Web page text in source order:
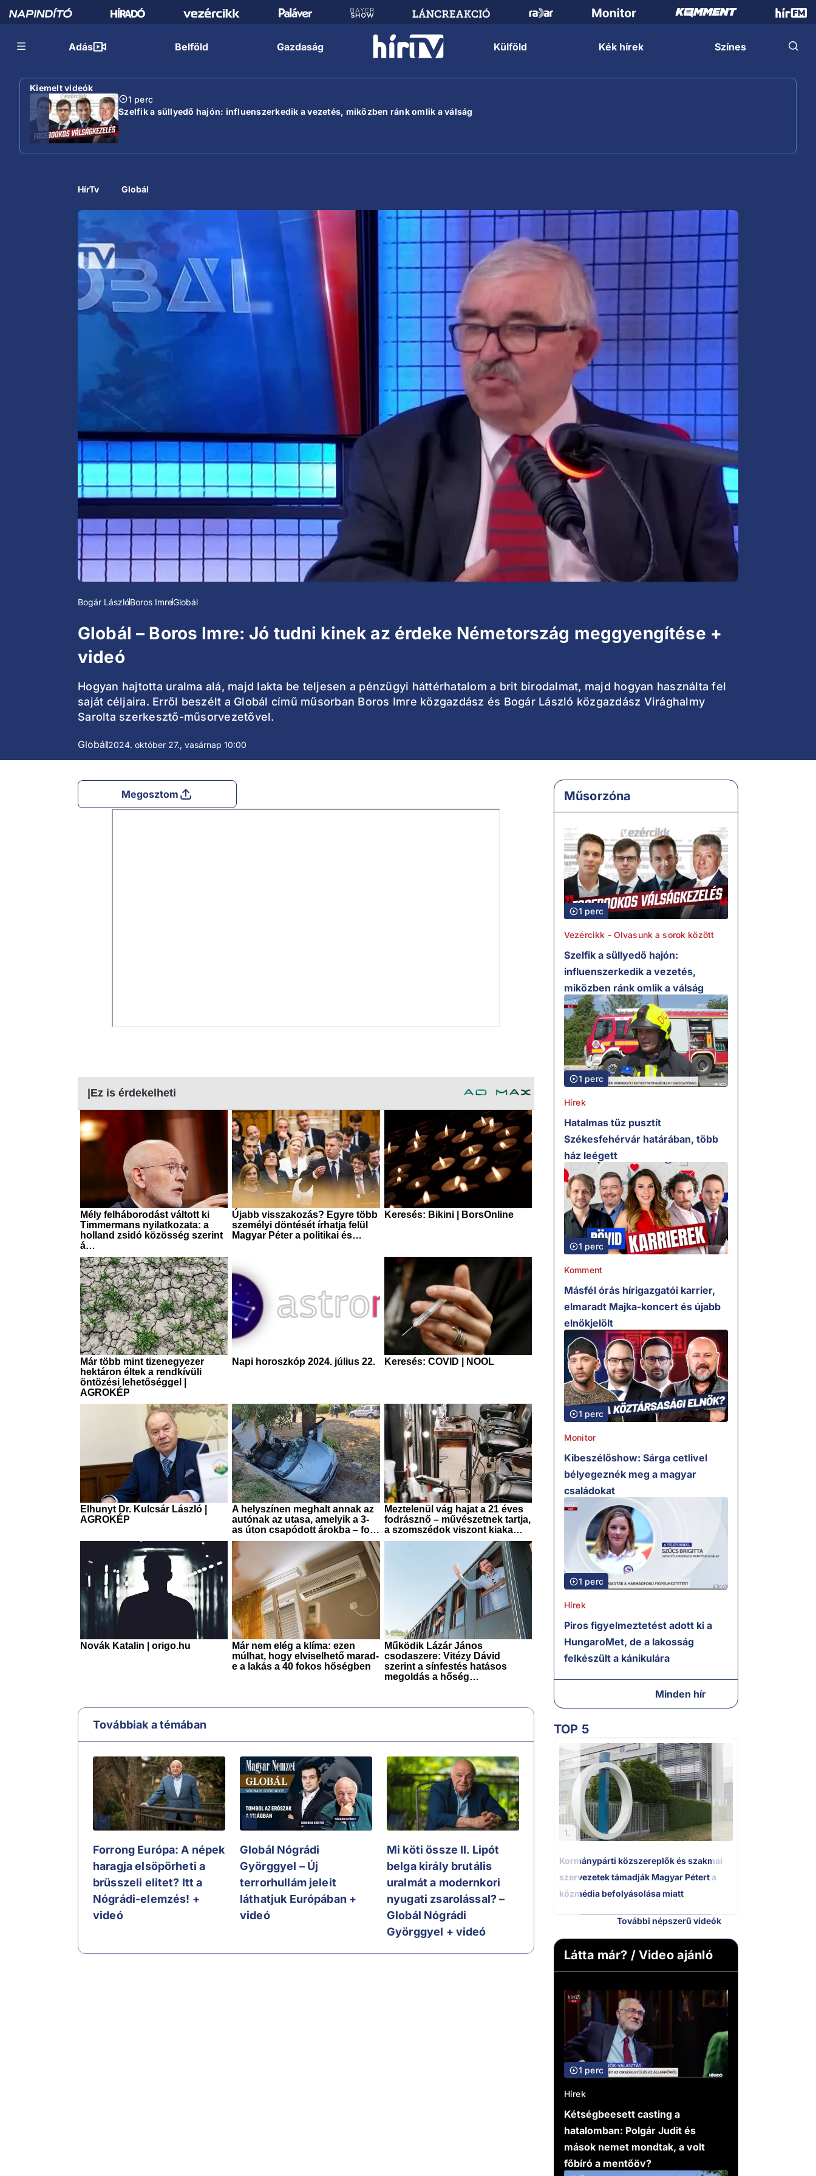
Adás Belföld Gazdaság Külföld Kék hírek Színes
Kiemelt videók
1 perc
Szelfik a süllyedő hajón: influenszerkedik a vezetés, miközben ránk omlik a válság
HírTv Globál
Bogár LászlóBoros ImreGlobál
Globál – Boros Imre: Jó tudni kinek az érdeke Németország meggyengítése +
videó
Hogyan hajtotta uralma alá, majd lakta be teljesen a pénzügyi háttérhatalom a brit birodalmat, majd hogyan használta fel
saját céljaira. Erről beszélt a Globál című műsorban Boros Imre közgazdász és Bogár László közgazdász Virághalmy
Sarolta szerkesztő-műsorvezetővel.
Globál2024. október 27., vasárnap 10:00
Megosztom
Továbbiak a témában
Forrong Európa: A népek
haragja elsöpörheti a
brüsszeli elitet? Itt a
Nógrádi-elemzés! +
videó
Globál Nógrádi
Györggyel – Új
terrorhullám jeleit
láthatjuk Európában +
videó
Mi köti össze II. Lipót
belga király brutális
uralmát a modernkori
nyugati zsarolással? –
Globál Nógrádi
Györggyel + videó
Műsorzóna
1 perc
Vezércikk - Olvasunk a sorok között
Szelfik a süllyedő hajón:
influenszerkedik a vezetés,
miközben ránk omlik a válság
1 perc
Hírek
Hatalmas tűz pusztít
Székesfehérvár határában, több
ház leégett
1 perc
Komment
Másfél órás hírigazgatói karrier,
elmaradt Majka-koncert és újabb
elnökjelölt
1 perc
Monitor
Kibeszélőshow: Sárga cetlivel
bélyegeznék meg a magyar
családokat
1 perc
Hírek
Piros figyelmeztetést adott ki a
HungaroMet, de a lakosság
felkészült a kánikulára
Minden hír
TOP 5
1.
Kormánypárti közszereplők és szakmai
szervezetek támadják Magyar Pétert a
közmédia befolyásolása miatt
További népszerű videók
Látta már? / Video ajánló
1 perc
Hírek
Kétségbeesett casting a
hatalomban: Polgár Judit és
mások nemet mondtak, a volt
főbíró a mentőöv?